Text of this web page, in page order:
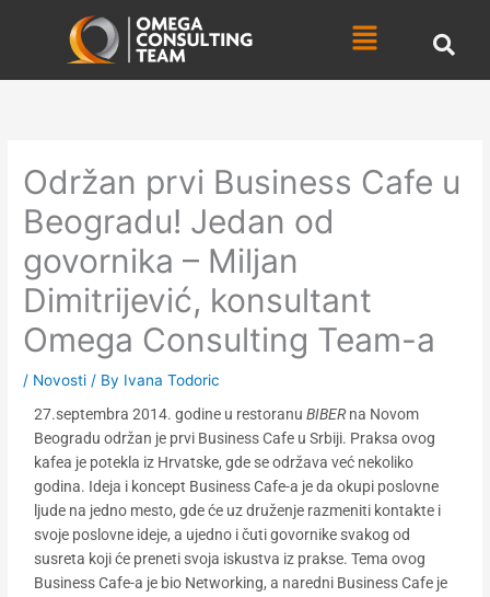
Menu
Održan prvi Business Cafe u
Beogradu! Jedan od
govornika – Miljan
Dimitrijević, konsultant
Omega Consulting Team-a
/ Novosti / By Ivana Todoric
27.septembra 2014. godine u restoranuBIBERna Novom
Beogradu održan je prvi Business Cafe u Srbiji. Praksa ovog
kafea je potekla iz Hrvatske, gde se održava već nekoliko
godina. Ideja i koncept Business Cafe-a je da okupi poslovne
ljude na jedno mesto, gde će uz druženje razmeniti kontakte i
svoje poslovne ideje, a ujedno i čuti govornike svakog od
susreta koji će preneti svoja iskustva iz prakse. Tema ovog
Business Cafe-a je bio Networking, a naredni Business Cafe je